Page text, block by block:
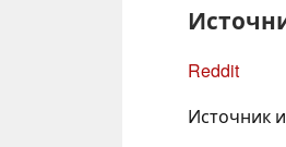
Reddit
Источник